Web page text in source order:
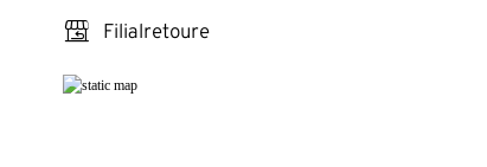
store_return Filialretoure